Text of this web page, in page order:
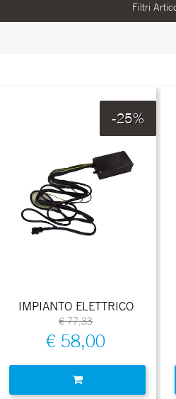
Filtri
-25%
IMPIANTO ELETTRICO
€ 77,33
€ 58,00